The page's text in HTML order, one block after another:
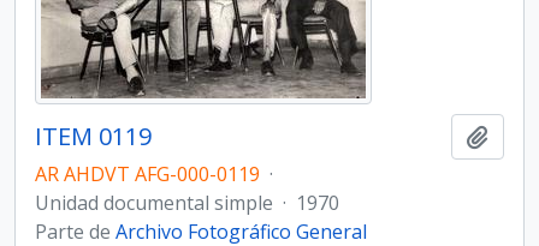
ITEM 0119
AR AHDVT AFG-000-0119 ·
Unidad documental simple · 1970
Parte de Archivo Fotográfico General